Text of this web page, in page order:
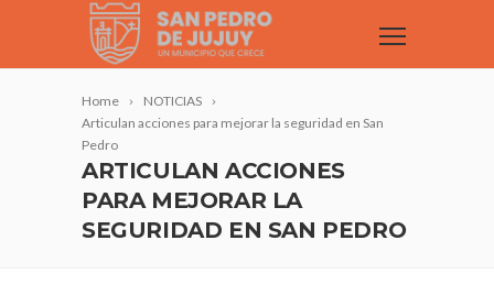
Home
NOTICIAS
Articulan acciones para mejorar la seguridad en San
Pedro
ARTICULAN ACCIONES
PARA MEJORAR LA
SEGURIDAD EN SAN PEDRO